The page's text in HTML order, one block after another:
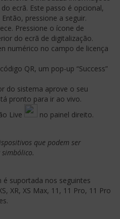
ecrã. Este passo é opcional,
pressione a seguir.
Pressione o ícone de
do ecrã de digitalização.
numérico no campo de licença
QR, um pop-up “Success”
do sistema aprove o seu
pronto para ir ao vivo.
Live no painel direito.
que podem ser
é suportada nos seguintes
XR, XS Max, 11, 11 Pro, 11 Pro